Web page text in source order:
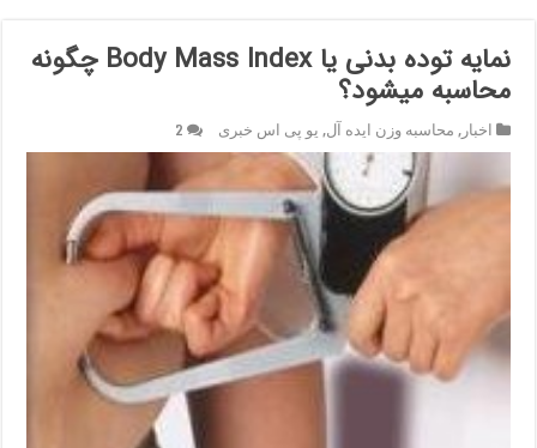
نمایه توده بدنی یا Body Mass Index ﭼﮕﻮﻧﻪ
ﻣﺤﺎﺳﺒﻪ ﻣﯿﺸﻮﺩ؟
اخبار, محاسبه وزن ایده آل, یو پی اس خبری 2